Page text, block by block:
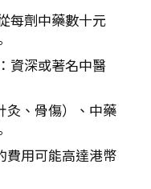
每劑中藥數十元
資深或著名中醫
灸、骨傷）、中藥
費用可能高達港幣